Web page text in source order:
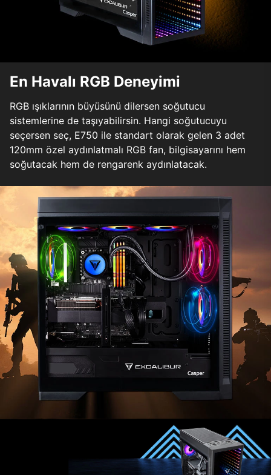
En Havalı RGB Deneyimi
RGB ışıklarının büyüsünü dilersen soğutucu
sistemlerine de taşıyabilirsin. Hangi soğutucuyu
seçersen seç, E750 ile standart olarak gelen 3 adet
120mm özel aydınlatmalı RGB fan, bilgisayarını hem
soğutacak hem de rengarenk aydınlatacak.